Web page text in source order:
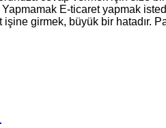
E-ticaret yapmak
girmek, büyük bir hatadır.